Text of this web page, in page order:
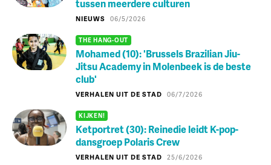
tussen meerdere culturen
NIEUWS 06/5/2026
THE HANG-OUT
Mohamed (10): 'Brussels Brazilian Jiu-
Jitsu Academy in Molenbeek is de beste
club'
VERHALEN UIT DE STAD 06/7/2026
KIJKEN!
Ketportret (30): Reinedie leidt K-pop-
dansgroep Polaris Crew
VERHALEN UIT DE STAD 25/6/2026